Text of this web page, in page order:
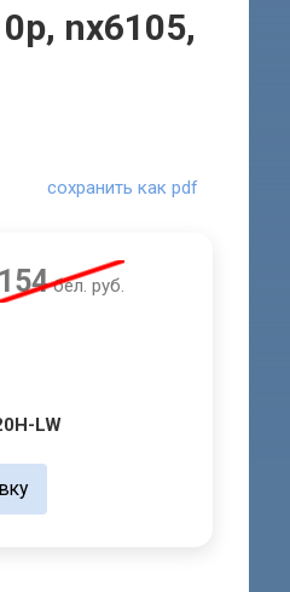
nx6105,
сохранить как pdf
154бел. руб.
LW